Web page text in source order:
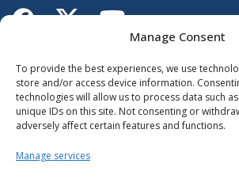
Manage Consent
To provide the best experiences, we use
store and/or access device information.
technologies will allow us to process data such
unique IDs on this site. Not consenting or
adversely affect certain features and functions.
Manage services
Lien vers Facebook
Lien vers XLien vers Youtube
Follow the Ministère de l’Éducation